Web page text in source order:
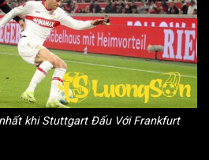
khi Stuttgart Đấu Với Frankfurt